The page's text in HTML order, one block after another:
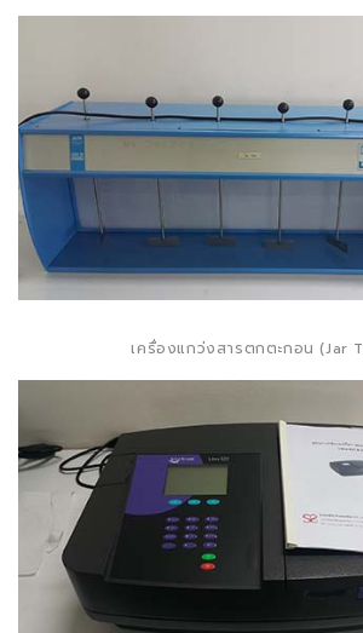
เครื่องแกว่งสารตกตะกอน (Jar